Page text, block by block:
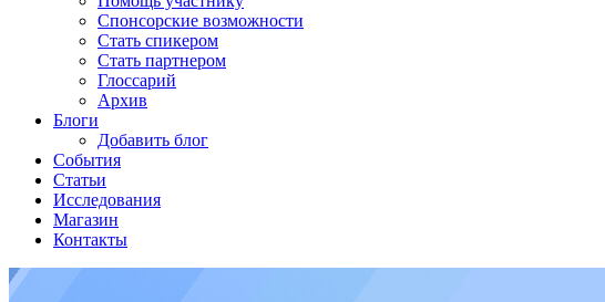
Спонсорские возможности
Стать спикером
Стать партнером
Глоссарий
Архив
Блоги
Добавить блог
События
Статьи
Исследования
Магазин
Контакты